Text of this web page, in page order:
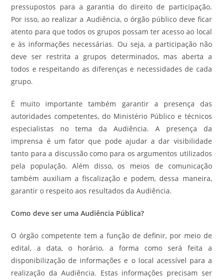
pressupostos para a garantia do direito de participação.
Por isso, ao realizar a Audiência, o órgão público deve ficar
atento para que todos os grupos possam ter acesso ao local
e às informações necessárias. Ou seja, a participação não
deve ser restrita a grupos determinados, mas aberta a
todos e respeitando as diferenças e necessidades de cada
grupo.
É muito importante também garantir a presença das
autoridades competentes, do Ministério Público e técnicos
especialistas no tema da Audiência. A presença da
imprensa é um fator que pode ajudar a dar visibilidade
tanto para a discussão como para os argumentos utilizados
pela população. Além disso, os meios de comunicação
também auxiliam a fiscalização e podem, dessa maneira,
garantir o respeito aos resultados da Audiência.
Como deve ser uma Audiência Pública?
O órgão competente tem a função de definir, por meio de
edital, a data, o horário, a forma como será feita a
disponibilização de informações e o local acessível para a
realização da Audiência. Estas informações precisam ser